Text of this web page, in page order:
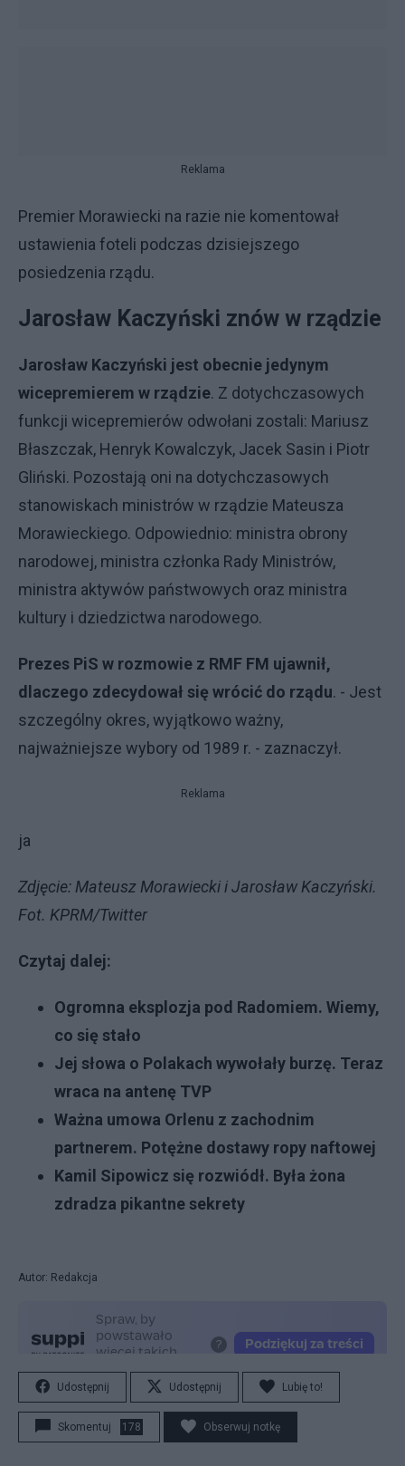
Reklama
Premier Morawiecki na razie nie komentował
ustawienia foteli podczas dzisiejszego
posiedzenia rządu.
Jarosław Kaczyński znów w rządzie
Jarosław Kaczyński jest obecnie jedynym
wicepremierem w rządzie. Z dotychczasowych
funkcji wicepremierów odwołani zostali: Mariusz
Błaszczak, Henryk Kowalczyk, Jacek Sasin i Piotr
Gliński. Pozostają oni na dotychczasowych
stanowiskach ministrów w rządzie Mateusza
Morawieckiego. Odpowiednio: ministra obrony
narodowej, ministra członka Rady Ministrów,
ministra aktywów państwowych oraz ministra
kultury i dziedzictwa narodowego.
Prezes PiS w rozmowie z RMF FM ujawnił,
dlaczego zdecydował się wrócić do rządu. - Jest
szczególny okres, wyjątkowo ważny,
najważniejsze wybory od 1989 r. - zaznaczył.
Reklama
ja
Zdjęcie: Mateusz Morawiecki i Jarosław Kaczyński.
Fot. KPRM/Twitter
Czytaj dalej:
Ogromna eksplozja pod Radomiem. Wiemy,
co się stało
Jej słowa o Polakach wywołały burzę. Teraz
wraca na antenę TVP
Ważna umowa Orlenu z zachodnim
partnerem. Potężne dostawy ropy naftowej
Kamil Sipowicz się rozwiódł. Była żona
zdradza pikantne sekrety
Autor: Redakcja
Udostępnij Udostępnij Lubię to!
Skomentuj 178 Obserwuj notkę